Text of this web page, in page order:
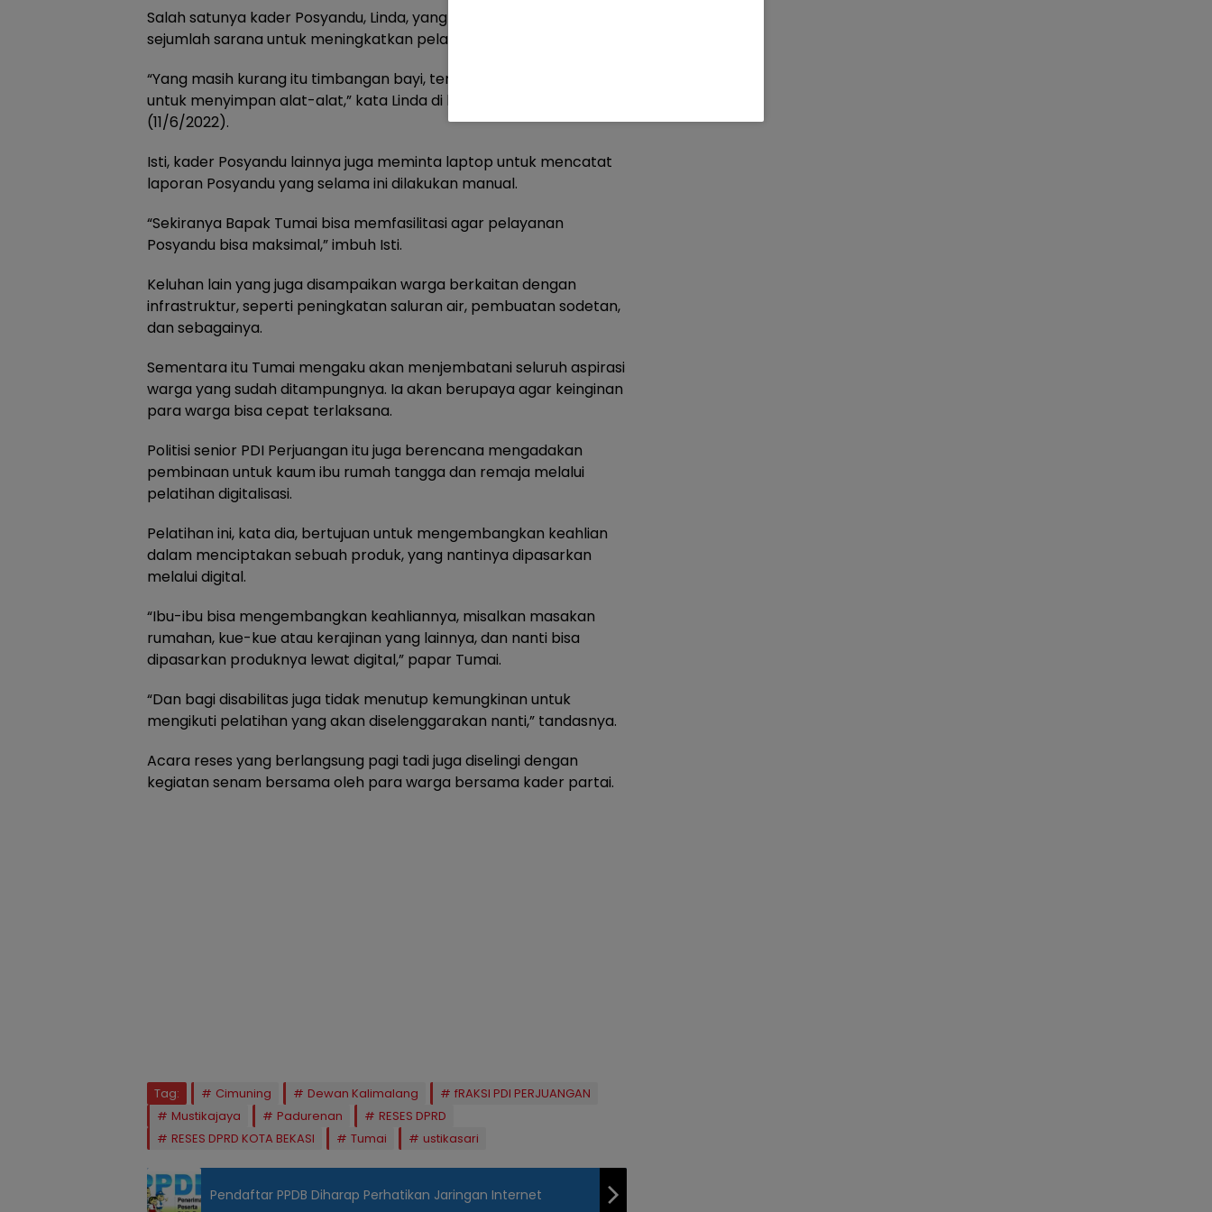
Salah satunya kader Posyandu, Linda, yang meminta ketersediaan
sejumlah sarana untuk meningkatkan pelayanan Posyandu.
“Yang masih kurang itu timbangan bayi, tempat tidur, juga lemari
untuk menyimpan alat-alat,” kata Linda di lokasi reses, Sabtu
(11/6/2022).
Isti, kader Posyandu lainnya juga meminta laptop untuk mencatat
laporan Posyandu yang selama ini dilakukan manual.
“Sekiranya Bapak Tumai bisa memfasilitasi agar pelayanan
Posyandu bisa maksimal,” imbuh Isti.
Keluhan lain yang juga disampaikan warga berkaitan dengan
infrastruktur, seperti peningkatan saluran air, pembuatan sodetan,
dan sebagainya.
Sementara itu Tumai mengaku akan menjembatani seluruh aspirasi
warga yang sudah ditampungnya. Ia akan berupaya agar keinginan
para warga bisa cepat terlaksana.
Politisi senior PDI Perjuangan itu juga berencana mengadakan
pembinaan untuk kaum ibu rumah tangga dan remaja melalui
pelatihan digitalisasi.
Pelatihan ini, kata dia, bertujuan untuk mengembangkan keahlian
dalam menciptakan sebuah produk, yang nantinya dipasarkan
melalui digital.
“Ibu-ibu bisa mengembangkan keahliannya, misalkan masakan
rumahan, kue-kue atau kerajinan yang lainnya, dan nanti bisa
dipasarkan produknya lewat digital,” papar Tumai.
“Dan bagi disabilitas juga tidak menutup kemungkinan untuk
mengikuti pelatihan yang akan diselenggarakan nanti,” tandasnya.
Acara reses yang berlangsung pagi tadi juga diselingi dengan
kegiatan senam bersama oleh para warga bersama kader partai.
Tag: Cimuning Dewan Kalimalang
fRAKSI PDI PERJUANGAN
Mustikajaya
Padurenan
RESES DPRD
RESES DPRD KOTA BEKASI
Tumai ustikasari
Pendaftar PPDB Diharap Perhatikan Jaringan Internet